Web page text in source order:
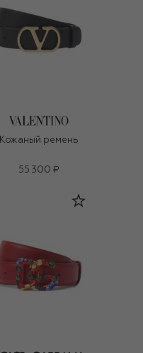
Кожаный ремень
55 300 ₽